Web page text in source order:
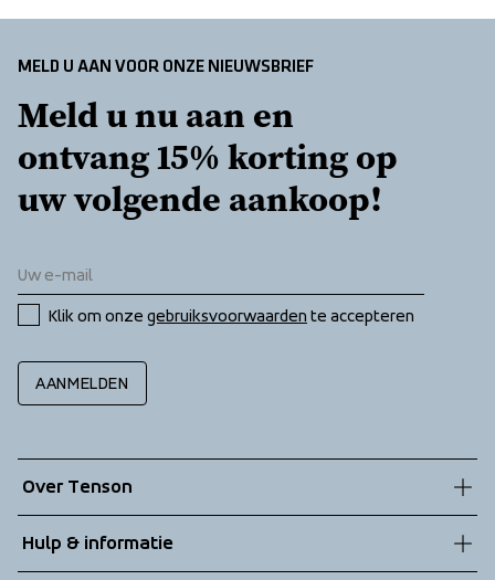
MELD U AAN VOOR ONZE NIEUWSBRIEF
Meld u nu aan en
ontvang 15% korting op
uw volgende aankoop!
Klik om onze gebruiksvoorwaarden te accepteren
AANMELDEN
Over Tenson
Duurzaamheid
Hulp & informatie